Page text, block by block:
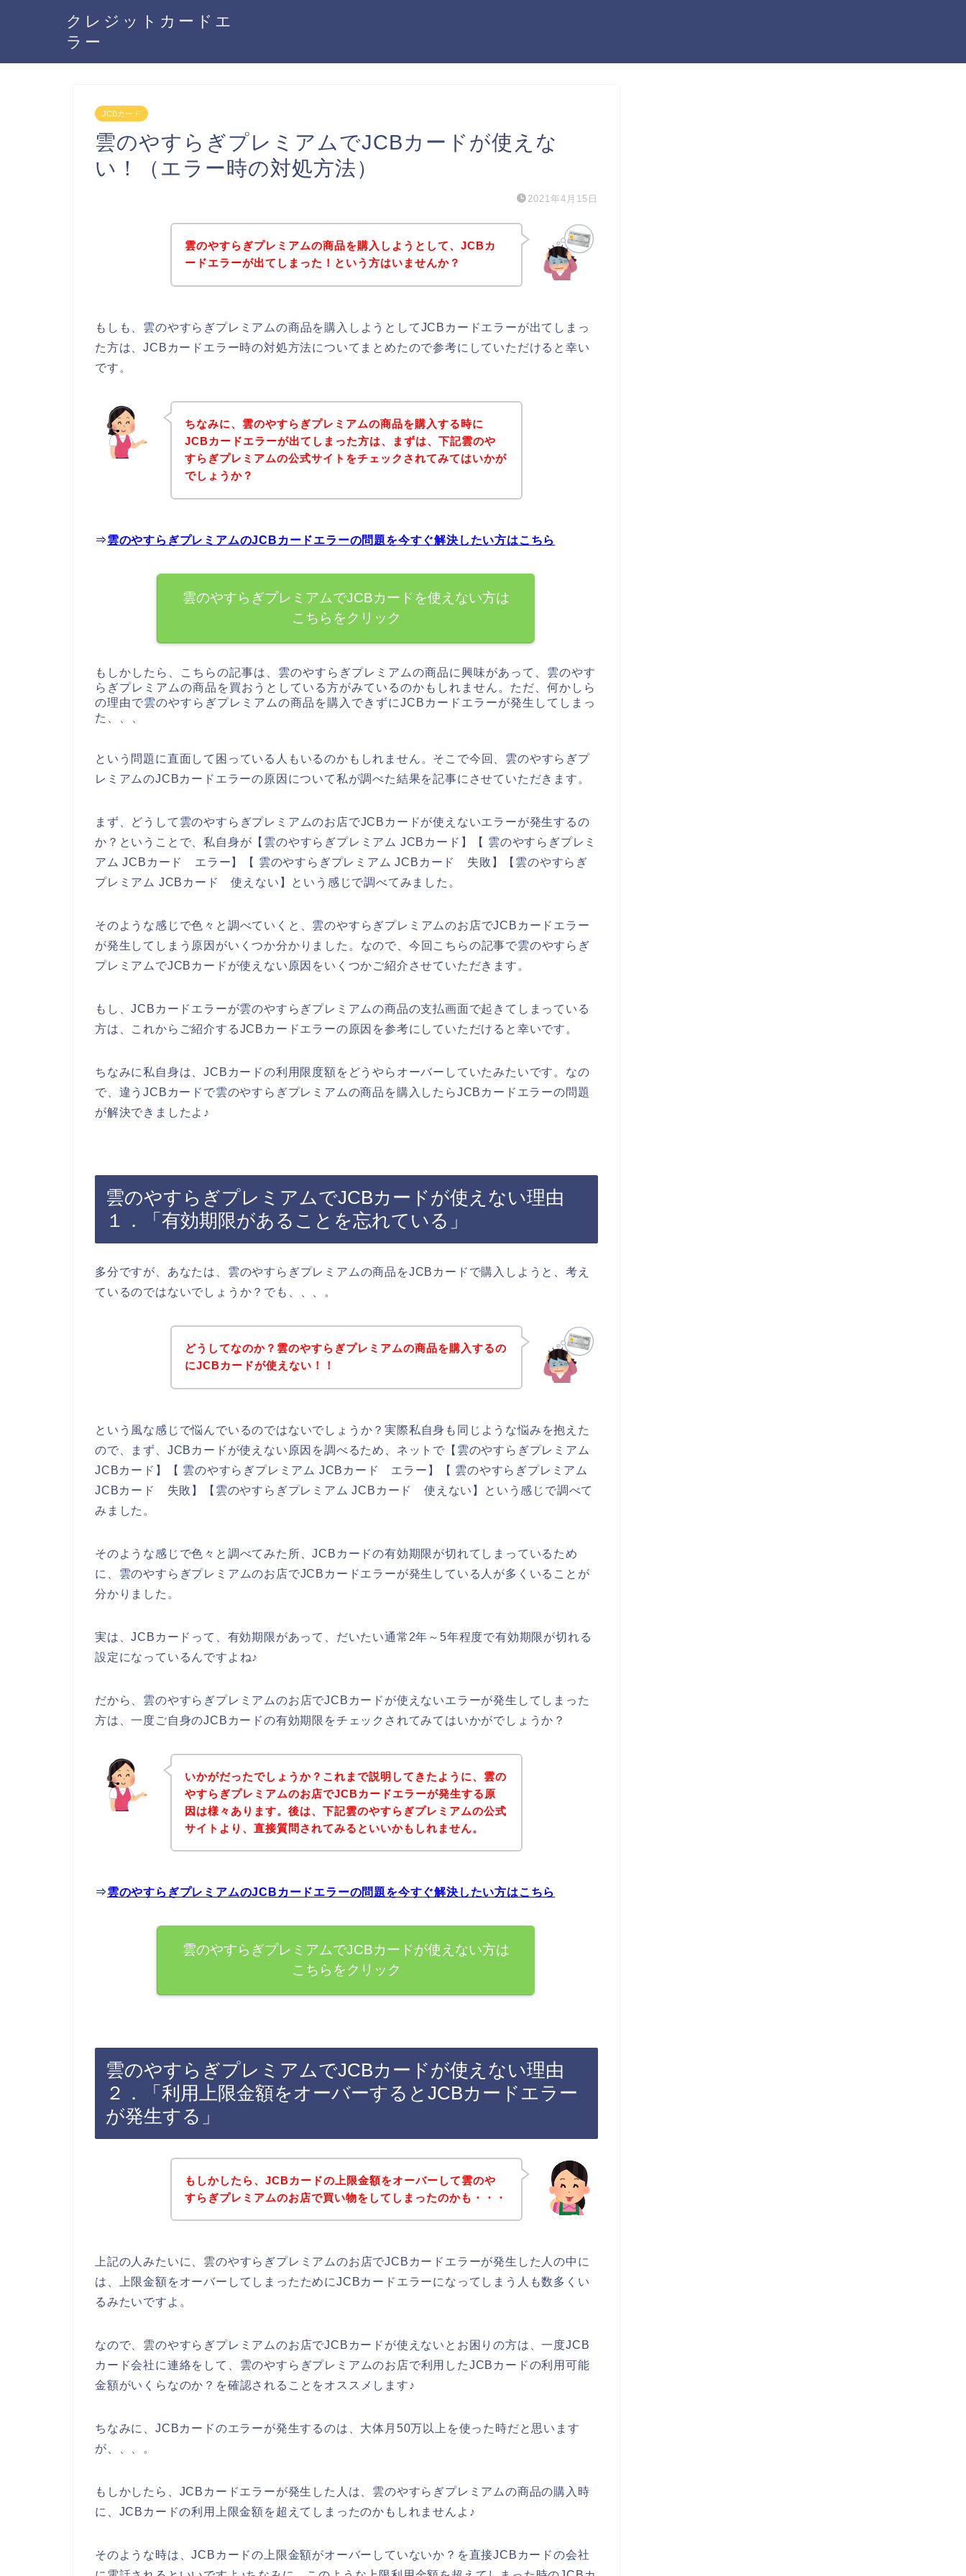
クレジットカードエ
ラー
JCBカード
雲のやすらぎプレミアムでJCBカードが使えな
い！（エラー時の対処方法）
2021年4月15日
雲のやすらぎプレミアムの商品を購入しようとして、JCBカ
ードエラーが出てしまった！という方はいませんか？
もしも、雲のやすらぎプレミアムの商品を購入しようとしてJCBカードエラーが出てしまっ
た方は、JCBカードエラー時の対処方法についてまとめたので参考にしていただけると幸い
です。
ちなみに、雲のやすらぎプレミアムの商品を購入する時に
JCBカードエラーが出てしまった方は、まずは、下記雲のや
すらぎプレミアムの公式サイトをチェックされてみてはいかが
でしょうか？
⇒雲のやすらぎプレミアムのJCBカードエラーの問題を今すぐ解決したい方はこちら
雲のやすらぎプレミアムでJCBカードを使えない方は
こちらをクリック
もしかしたら、こちらの記事は、雲のやすらぎプレミアムの商品に興味があって、雲のやす
らぎプレミアムの商品を買おうとしている方がみているのかもしれません。ただ、何かしら
の理由で雲のやすらぎプレミアムの商品を購入できずにJCBカードエラーが発生してしまっ
た、、、
という問題に直面して困っている人もいるのかもしれません。そこで今回、雲のやすらぎプ
レミアムのJCBカードエラーの原因について私が調べた結果を記事にさせていただきます。
まず、どうして雲のやすらぎプレミアムのお店でJCBカードが使えないエラーが発生するの
か？ということで、私自身が【雲のやすらぎプレミアム JCBカード】【 雲のやすらぎプレミ
アム JCBカード エラー】【 雲のやすらぎプレミアム JCBカード 失敗】【雲のやすらぎ
プレミアム JCBカード 使えない】という感じで調べてみました。
そのような感じで色々と調べていくと、雲のやすらぎプレミアムのお店でJCBカードエラー
が発生してしまう原因がいくつか分かりました。なので、今回こちらの記事で雲のやすらぎ
プレミアムでJCBカードが使えない原因をいくつかご紹介させていただきます。
もし、JCBカードエラーが雲のやすらぎプレミアムの商品の支払画面で起きてしまっている
方は、これからご紹介するJCBカードエラーの原因を参考にしていただけると幸いです。
ちなみに私自身は、JCBカードの利用限度額をどうやらオーバーしていたみたいです。なの
で、違うJCBカードで雲のやすらぎプレミアムの商品を購入したらJCBカードエラーの問題
が解決できましたよ♪
雲のやすらぎプレミアムでJCBカードが使えない理由
１．「有効期限があることを忘れている」
多分ですが、あなたは、雲のやすらぎプレミアムの商品をJCBカードで購入しようと、考え
ているのではないでしょうか？でも、、、。
どうしてなのか？雲のやすらぎプレミアムの商品を購入するの
にJCBカードが使えない！！
という風な感じで悩んでいるのではないでしょうか？実際私自身も同じような悩みを抱えた
ので、まず、JCBカードが使えない原因を調べるため、ネットで【雲のやすらぎプレミアム
JCBカード】【 雲のやすらぎプレミアム JCBカード エラー】【 雲のやすらぎプレミアム
JCBカード 失敗】【雲のやすらぎプレミアム JCBカード 使えない】という感じで調べて
みました。
そのような感じで色々と調べてみた所、JCBカードの有効期限が切れてしまっているため
に、雲のやすらぎプレミアムのお店でJCBカードエラーが発生している人が多くいることが
分かりました。
実は、JCBカードって、有効期限があって、だいたい通常2年～5年程度で有効期限が切れる
設定になっているんですよね♪
だから、雲のやすらぎプレミアムのお店でJCBカードが使えないエラーが発生してしまった
方は、一度ご自身のJCBカードの有効期限をチェックされてみてはいかがでしょうか？
いかがだったでしょうか？これまで説明してきたように、雲の
やすらぎプレミアムのお店でJCBカードエラーが発生する原
因は様々あります。後は、下記雲のやすらぎプレミアムの公式
サイトより、直接質問されてみるといいかもしれません。
⇒雲のやすらぎプレミアムのJCBカードエラーの問題を今すぐ解決したい方はこちら
雲のやすらぎプレミアムでJCBカードが使えない方は
こちらをクリック
雲のやすらぎプレミアムでJCBカードが使えない理由
２．「利用上限金額をオーバーするとJCBカードエラー
が発生する」
もしかしたら、JCBカードの上限金額をオーバーして雲のや
すらぎプレミアムのお店で買い物をしてしまったのかも・・・
上記の人みたいに、雲のやすらぎプレミアムのお店でJCBカードエラーが発生した人の中に
は、上限金額をオーバーしてしまったためにJCBカードエラーになってしまう人も数多くい
るみたいですよ。
なので、雲のやすらぎプレミアムのお店でJCBカードが使えないとお困りの方は、一度JCB
カード会社に連絡をして、雲のやすらぎプレミアムのお店で利用したJCBカードの利用可能
金額がいくらなのか？を確認されることをオススメします♪
ちなみに、JCBカードのエラーが発生するのは、大体月50万以上を使った時だと思います
が、、、。
もしかしたら、JCBカードエラーが発生した人は、雲のやすらぎプレミアムの商品の購入時
に、JCBカードの利用上限金額を超えてしまったのかもしれませんよ♪
そのような時は、JCBカードの上限金額がオーバーしていないか？を直接JCBカードの会社